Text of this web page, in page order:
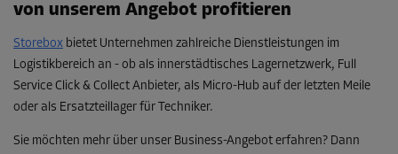
von unserem Angebot profitieren
Storebox bietet Unternehmen zahlreiche Dienstleistungen im
Logistikbereich an - ob als innerstädtisches Lagernetzwerk, Full
Service Click & Collect Anbieter, als Micro-Hub auf der letzten Meile
oder als Ersatzteillager für Techniker.
Sie möchten mehr über unser Business-Angebot erfahren? Dann